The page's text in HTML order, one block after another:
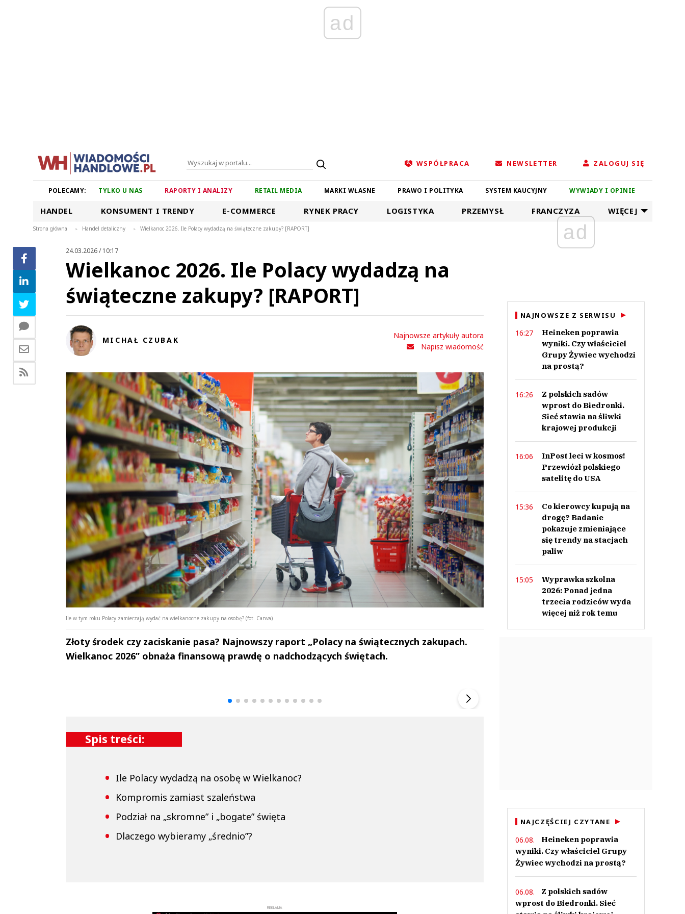
ad
WSPÓŁPRACA NEWSLETTER ZALOGUJ SIĘ
POLECAMY: TYLKO U NAS RAPORTY I ANALIZY RETAIL MEDIA MARKI WŁASNE PRAWO I POLITYKA SYSTEM KAUCYJNY WYWIADY I OPINIE
HANDEL KONSUMENT I TRENDY E-COMMERCE RYNEK PRACY LOGISTYKA PRZEMYSŁ FRANCZYZA WIĘCEJ
Strona główna > Handel detaliczny > Wielkanoc 2026. Ile Polacy wydadzą na świąteczne zakupy? [RAPORT]
24.03.2026 / 10:17
Wielkanoc 2026. Ile Polacy wydadzą na
świąteczne zakupy? [RAPORT]
MICHAŁ CZUBAK
Najnowsze artykuły autora
Napisz wiadomość
Ile w tym roku Polacy zamierzają wydać na wielkanocne zakupy na osobę? (fot. Canva)
Złoty środek czy zaciskanie pasa? Najnowszy raport „Polacy na świątecznych zakupach.
Wielkanoc 2026” obnaża finansową prawdę o nadchodzących świętach.
Spis treści:
Ile Polacy wydadzą na osobę w Wielkanoc?
Kompromis zamiast szaleństwa
Podział na „skromne” i „bogate” święta
Dlaczego wybieramy „średnio”?
REKLAMA
ad
NAJNOWSZE Z SERWISU
16:27
Heineken poprawia
wyniki. Czy właściciel
Grupy Żywiec wychodzi
na prostą?
16:26
Z polskich sadów
wprost do Biedronki.
Sieć stawia na śliwki
krajowej produkcji
16:06
InPost leci w kosmos!
Przewiózł polskiego
satelitę do USA
15:36
Co kierowcy kupują na
drogę? Badanie
pokazuje zmieniające
się trendy na stacjach
paliw
15:05
Wyprawka szkolna
2026: Ponad jedna
trzecia rodziców wyda
więcej niż rok temu
NAJCZĘŚCIEJ CZYTANE
06.08.
Heineken poprawia
wyniki. Czy właściciel Grupy
Żywiec wychodzi na prostą?
06.08.
Z polskich sadów
wprost do Biedronki. Sieć